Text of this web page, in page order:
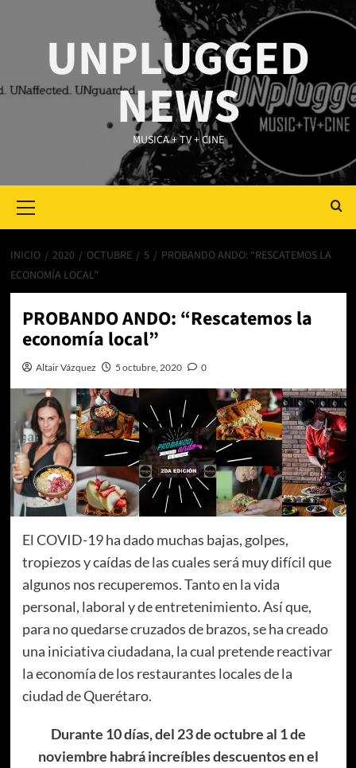
UNPLUGGED
NEWS
MUSICA + TV + CINE
Menu
INICIO 2020 OCTUBRE 5
PROBANDO ANDO: “RESCATEMOS LA
ECONOMÍA LOCAL”
PROBANDO ANDO: “Rescatemos la
economía local”
Altair Vázquez 5 octubre, 2020 0
El COVID-19 ha dado muchas bajas, golpes,
tropiezos y caídas de las cuales será muy difícil que
algunos nos recuperemos. Tanto en la vida
personal, laboral y de entretenimiento. Así que,
para no quedarse cruzados de brazos, se ha creado
una iniciativa ciudadana, la cual pretende reactivar
la economía de los restaurantes locales de la
ciudad de Querétaro.
Durante 10 días, del 23 de octubre al 1 de
noviembre habrá increíbles descuentos en el